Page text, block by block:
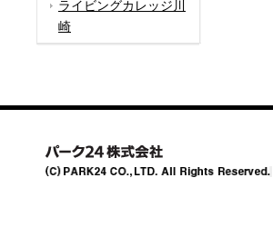
ライビングカレッジ川
崎